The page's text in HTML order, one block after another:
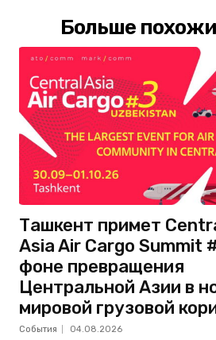
Больше
Ташкент примет
Asia Air Cargo Summit
фоне превращения
Центральной Азии в
мировой грузовой
События 04.08.2026